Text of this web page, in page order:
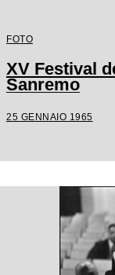
FOTO
XV Festival
Sanremo
25 GENNAIO 1965